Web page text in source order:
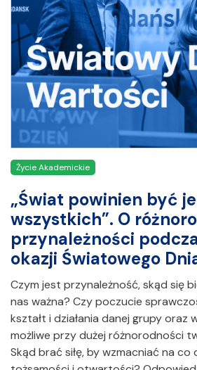
Życie Akademickie
„Świat powinien być
wszystkich”. O
przynależności
okazji Światowego
Czym jest przynależność, skąd się
nas ważna? Czy poczucie
kształt i działania danej grupy oraz
możliwe przy dużej różnorodności
Skąd brać siłę, by wzmacniać na co